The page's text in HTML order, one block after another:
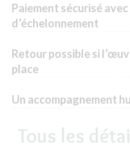
Paiement sécurisé
d’échelonnement
Retour possible si
place
Un accompagnement
Tous les